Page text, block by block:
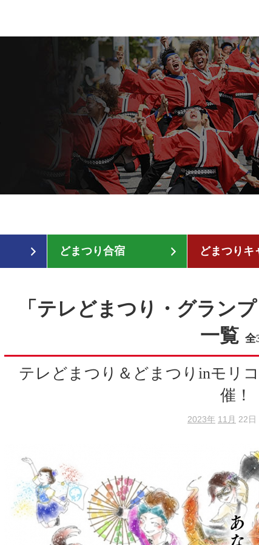
どまつり合宿 どまつりキ
「テレどまつり・グラン
一覧 全
テレどまつり＆どまつりinモリ
催！
2023年 11月 22日